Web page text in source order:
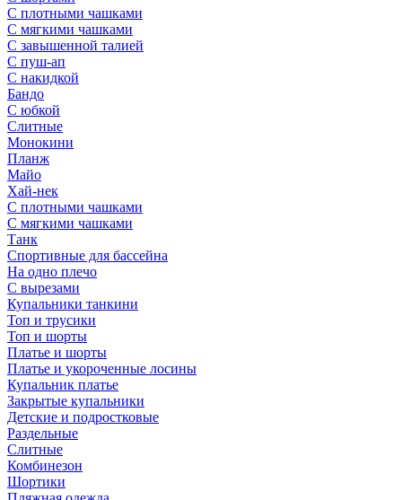
С плотными чашками
С мягкими чашками
С завышенной талией
С пуш-ап
С накидкой
Бандо
С юбкой
Слитные
Монокини
Планж
Майо
Хай-нек
С плотными чашками
С мягкими чашками
Танк
Спортивные для бассейна
На одно плечо
С вырезами
Купальники танкини
Топ и трусики
Топ и шорты
Платье и шорты
Платье и укороченные лосины
Купальник платье
Закрытые купальники
Детские и подростковые
Раздельные
Слитные
Комбинезон
Шортики